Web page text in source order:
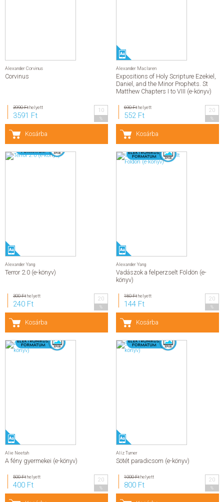
Alexander Corvinus
Corvinus
3990 Fthelyett
3591 Ft
10
Kosárba
Alexander Maclaren
Expositions of Holy Scripture Ezekiel,
Daniel, and the Minor Prophets. St
Matthew Chapters I to VIII (e-könyv)
690 Fthelyett
552 Ft
20
Kosárba
Alexander Yang
Terror 2.0 (e-könyv)
300 Fthelyett
240 Ft
20
Kosárba
Alexander Yang
Vadászok a felperzselt Földön (e-
könyv)
180 Fthelyett
144 Ft
20
Kosárba
Alie Neetah
A fény gyermekei (e-könyv)
500 Fthelyett
400 Ft
20
Alíz Turner
Sötét paradicsom (e-könyv)
1000 Fthelyett
800 Ft
20